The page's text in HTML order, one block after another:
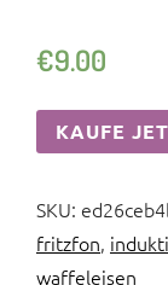
€9.00
KAUFE
SKU:
fritzfon,
waffeleisen